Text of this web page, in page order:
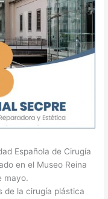
Española de Cirugía
en el Museo Reina
mayo.
de la cirugía plástica